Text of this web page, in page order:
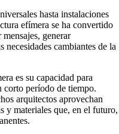
hasta instalaciones
efímera se ha convertido
generar
necesidades cambiantes de la
es su capacidad para
corto período de tiempo.
arquitectos aprovechan
y materiales que, en el futuro,